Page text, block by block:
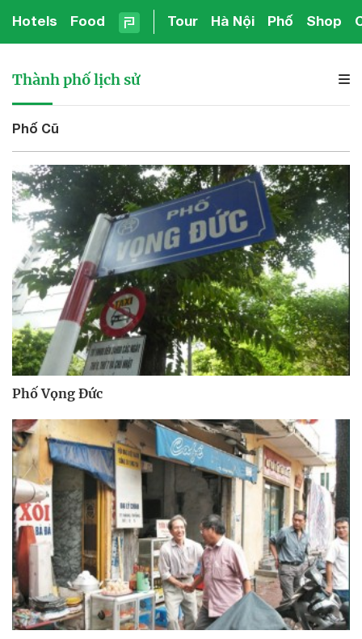
Hotels Food Tour Hà Nội Phố Shop
Thành phố lịch sử
Phố Cũ
Phố Vọng Đức